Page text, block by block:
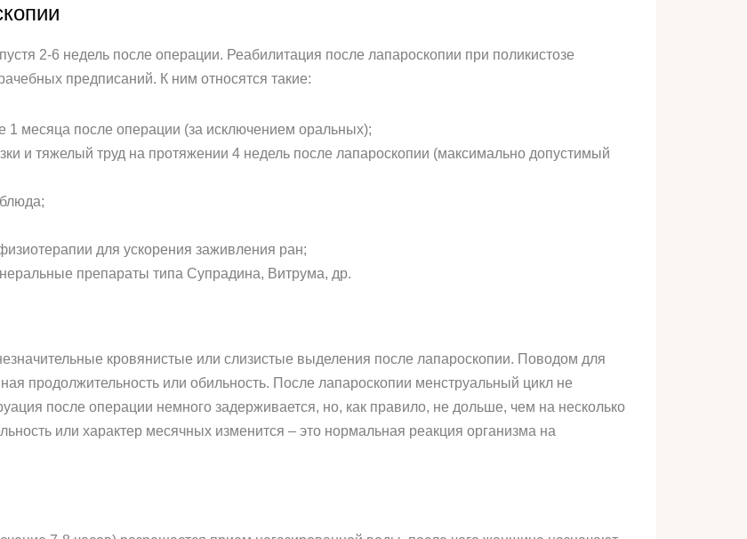
2-6 недель после операции. Реабилитация после лапароскопии при поликистозе
предписаний. К ним относятся такие:
1 месяца после операции (за исключением оральных);
и тяжелый труд на протяжении 4 недель после лапароскопии (максимально допустимый
для ускорения заживления ран;
препараты типа Супрадина, Витрума, др.
кровянистые или слизистые выделения после лапароскопии. Поводом для
продолжительность или обильность. После лапароскопии менструальный цикл не
после операции немного задерживается, но, как правило, не дольше, чем на несколько
или характер месячных изменится – это нормальная реакция организма на